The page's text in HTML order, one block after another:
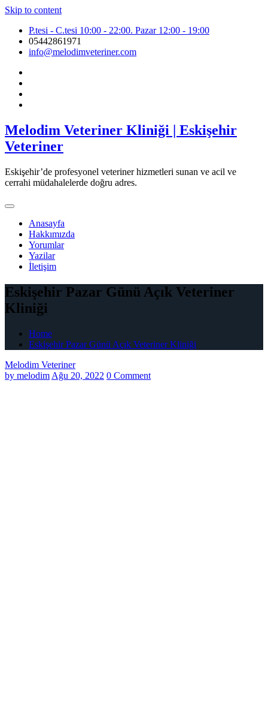
Skip to content
P.tesi - C.tesi 10:00 - 22:00. Pazar 12:00 - 19:00
05442861971
info@melodimveteriner.com
Melodim Veteriner Kliniği | Eskişehir
Veteriner
Eskişehir’de profesyonel veteriner hizmetleri sunan ve acil ve
cerrahi müdahalelerde doğru adres.
Anasayfa
Hakkımızda
Yorumlar
Yazilar
İletişim
Eskişehir Pazar Günü Açık Veteriner
Kliniği
Home
Eskişehir Pazar Günü Açık Veteriner Kliniği
Melodim Veteriner
by melodim Ağu 20, 2022 0 Comment